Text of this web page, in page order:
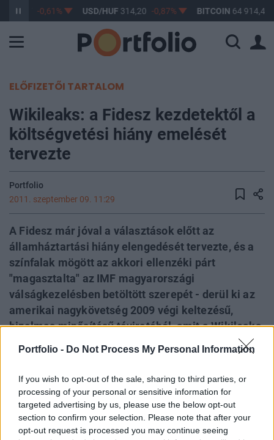
Portfolio - Do Not Process My Personal Information
If you wish to opt-out of the sale, sharing to third parties, or
processing of your personal or sensitive information for
targeted advertising by us, please use the below opt-out
section to confirm your selection. Please note that after your
opt-out request is processed you may continue seeing
363,17 -0,61% USD/HUF314,20 -0,87% BITCOIN64 914,41
ELŐFIZETŐI TARTALOM
Wikileaks: a Fidesz kezdetektől a
költségvetési hiány emelését
tervezte
Portfolio
2011. szeptember 09. 11:29
A Fidesz már jóval a választások előtt az
államháztartási hiány elengedését tervezte, és a
színfalak mögött az akkori ellenzéki párt
"magasztalta" az IMF magyarországi
válságkezelésben betöltött szerepét - derül ki az
amerikai nagykövetség 2009 végi keltezésű,
bizalmas minősítésű táviratából, amit a Wikileaks
hozott nyilvánosságra. Matolcsy György a végül
megszavazott 16 helyett 18 százalékos
egykulcsos adót szeretett volna bevezetni, mert az
alacsonyabb a szlovákokénál és növeli az ország
regionális versenyképességét - írja a
Népszabadság.